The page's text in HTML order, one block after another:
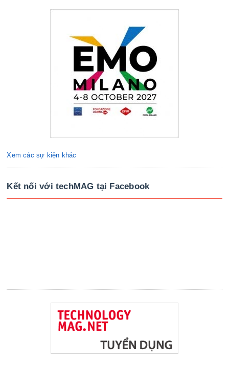
Xem các sự kiện khác
Kết nối với techMAG tại Facebook